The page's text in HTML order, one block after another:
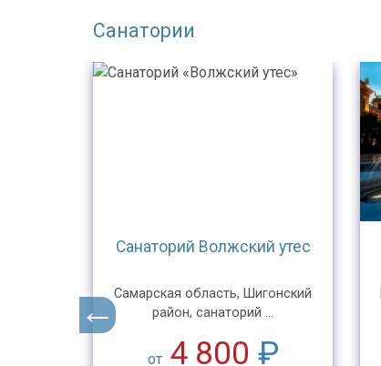
Санатории
Санаторий Волжский утес
Самарская область, Шигонский
район, санаторий ...
от 4 800 ₽